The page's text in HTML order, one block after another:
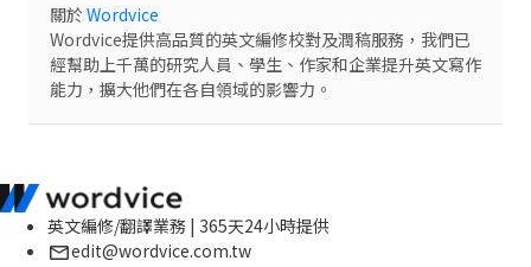
關於Wordvice
Wordvice提供高品質的英文編修校對及潤稿服務，我們已
經幫助上千萬的研究人員、學生、作家和企業提升英文寫作
能力，擴大他們在各自領域的影響力。
英文編修/翻譯業務 | 365天24小時提供
edit@wordvice.com.tw